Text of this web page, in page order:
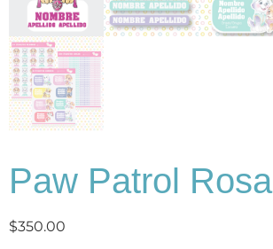
Paw Patrol Rosa
$350.00